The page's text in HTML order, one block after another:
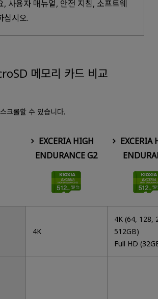
, 사용자 매뉴얼, 안전 지침, 소프트웨
십시오.
메모리 카드 비교
크롤할 수 있습니다.
EXCERIA HIGH
ENDURANCE G2
EXCERIA
4K
4K (64, 128,
512GB)
Full HD